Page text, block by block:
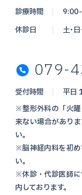
診療時間
休診日
土・
079-
受付時間
平日
※整形外科の「火
来ない場合があり
い。
※脳神経内科を初
い。
※休診・代診医師
内しております。